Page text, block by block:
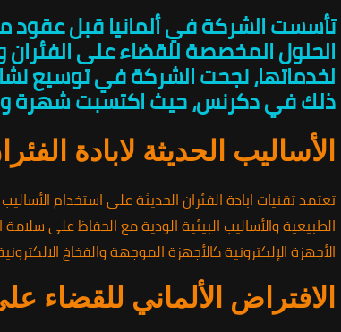
تأسست الشركة في ألمانيا قبل عقود
الحلول المخصصة للقضاء على الفئران
لخدماتها، نجحت الشركة في توسيع
ذلك في دكرنس، حيث اكتسبت شهرة
الأساليب الحديثة لابادة
تعتمد تقنيات ابادة الفئران الحديثة على استخدام
الطبيعية والأساليب البيئية الودية مع الحفاظ على سلامة
الأجهزة الإلكترونية كالأجهزة الموجهة والفخاخ
الافتراض الألماني للقضاء